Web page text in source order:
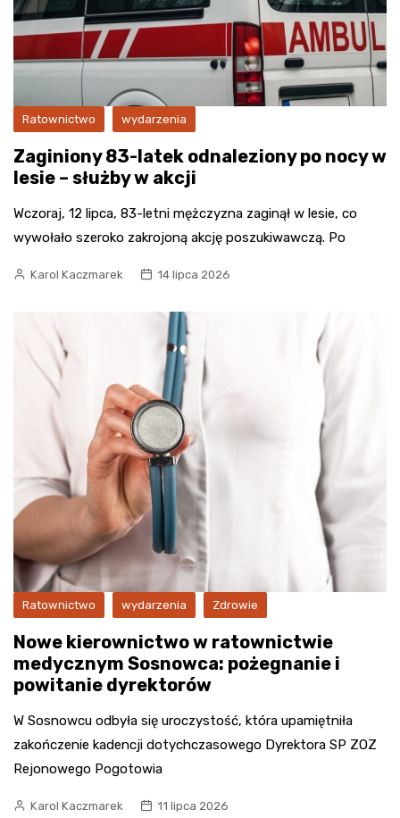
Ratownictwo wydarzenia
Zaginiony 83-latek odnaleziony po nocy w
lesie – służby w akcji
Wczoraj, 12 lipca, 83-letni mężczyzna zaginął w lesie, co
wywołało szeroko zakrojoną akcję poszukiwawczą. Po
Karol Kaczmarek 14 lipca 2026
Ratownictwo wydarzenia Zdrowie
Nowe kierownictwo w ratownictwie
medycznym Sosnowca: pożegnanie i
powitanie dyrektorów
W Sosnowcu odbyła się uroczystość, która upamiętniła
zakończenie kadencji dotychczasowego Dyrektora SP ZOZ
Rejonowego Pogotowia
Karol Kaczmarek 11 lipca 2026